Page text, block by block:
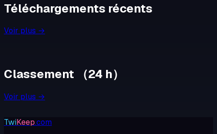
Téléchargements récents
Voir plus →
Classement （24 h）
Voir plus →
TwiKeep.com